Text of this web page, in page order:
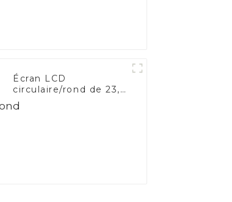
Écran LCD
circulaire/rond de 23,6
pouces